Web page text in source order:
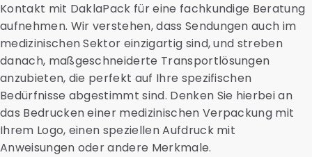
Kontakt mit DaklaPack für eine fachkundige Beratung
aufnehmen. Wir verstehen, dass Sendungen auch im
medizinischen Sektor einzigartig sind, und streben
danach, maßgeschneiderte Transportlösungen
anzubieten, die perfekt auf Ihre spezifischen
Bedürfnisse abgestimmt sind. Denken Sie hierbei an
das Bedrucken einer medizinischen Verpackung mit
Ihrem Logo, einen speziellen Aufdruck mit
Anweisungen oder andere Merkmale.